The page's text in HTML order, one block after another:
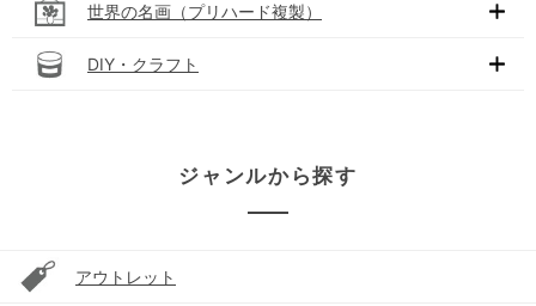
世界の名画（プリハード複製）
DIY・クラフト
ジャンルから探す
アウトレット